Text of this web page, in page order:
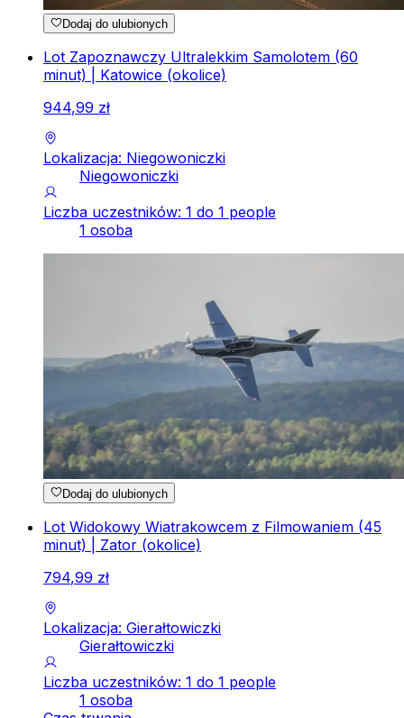
Dodaj do ulubionych
Lot Zapoznawczy Ultralekkim Samolotem (60
minut) | Katowice (okolice)
944,99 zł
Lokalizacja: Niegowoniczki
Niegowoniczki
Liczba uczestników: 1 do 1 people
1 osoba
Dodaj do ulubionych
Lot Widokowy Wiatrakowcem z Filmowaniem (45
minut) | Zator (okolice)
794,99 zł
Lokalizacja: Gierałtowiczki
Gierałtowiczki
Liczba uczestników: 1 do 1 people
1 osoba